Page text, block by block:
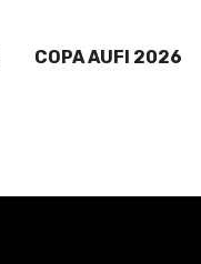
COPA AUFI 2026